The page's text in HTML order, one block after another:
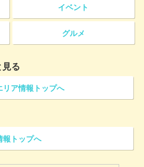
イベント
グルメ
る
リア情報トップへ
報トップへ